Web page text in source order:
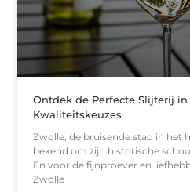
Ontdek de Perfecte Slijterij
Kwaliteitskeuzes
Zwolle, de bruisende stad in het
bekend om zijn historische
En voor de fijnproever en
Zwolle